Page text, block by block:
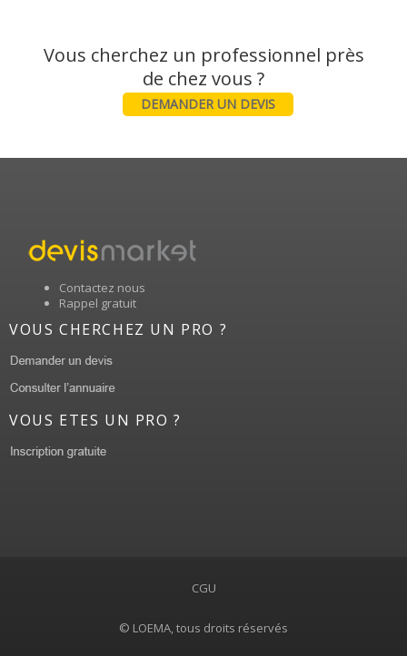
Vous cherchez un professionnel près
DEMANDER UN DEVIS
Contactez nous
Rappel gratuit
VOUS CHERCHEZ UN PRO ?
VOUS ETES UN PRO ?
CGU
© LOEMA, tous droits réservés